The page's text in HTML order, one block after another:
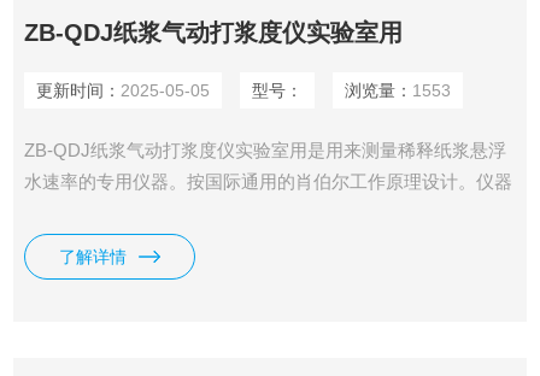
ZB-QDJ纸浆气动打浆度仪实验室用
更新时间： 2025-05-05 型号： 浏览量： 1553
ZB-QDJ纸浆气动打浆度仪实验室用是用来测量稀释纸浆悬浮
水速率的专用仪器。按国际通用的肖伯尔工作原理设计。仪器
度。因此仪器的操作非常简单。仪器采用弹簧预紧机构，使密
封锤体的橡胶密封圈同滤水筒的底部紧密结合，增加了密封锤
了解详情